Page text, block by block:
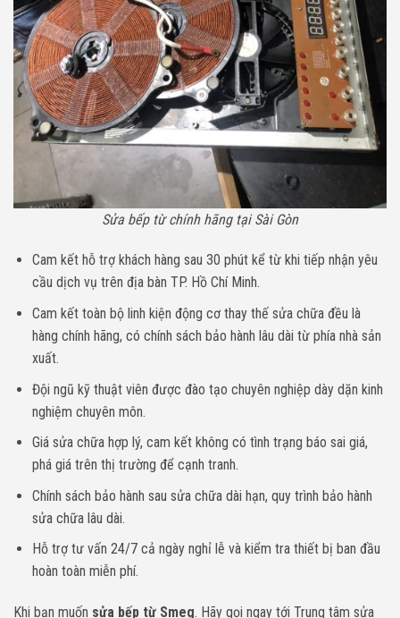
Sửa bếp từ chính hãng tại Sài Gòn
Cam kết hỗ trợ khách hàng sau 30 phút kể từ khi tiếp nhận yêu
cầu dịch vụ trên địa bàn TP. Hồ Chí Minh.
Cam kết toàn bộ linh kiện động cơ thay thế sửa chữa đều là
hàng chính hãng, có chính sách bảo hành lâu dài từ phía nhà sản
xuất.
Đội ngũ kỹ thuật viên được đào tạo chuyên nghiệp dày dặn kinh
nghiệm chuyên môn.
Giá sửa chữa hợp lý, cam kết không có tình trạng báo sai giá,
phá giá trên thị trường để cạnh tranh.
Chính sách bảo hành sau sửa chữa dài hạn, quy trình bảo hành
sửa chữa lâu dài.
Hỗ trợ tư vấn 24/7 cả ngày nghỉ lễ và kiểm tra thiết bị ban đầu
hoàn toàn miễn phí.
Khi bạn muốn sửa bếp từ Smeg. Hãy gọi ngay tới Trung tâm sửa